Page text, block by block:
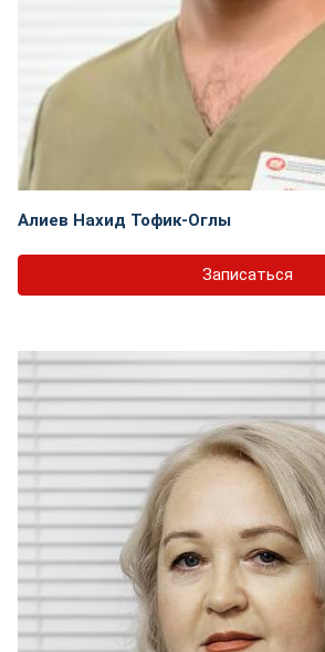
Алиев Нахид Тофик-Оглы
Записаться